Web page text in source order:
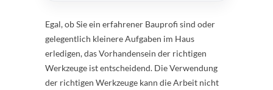
Egal, ob Sie ein erfahrener Bauprofi sind oder
gelegentlich kleinere Aufgaben im Haus
erledigen, das Vorhandensein der richtigen
Werkzeuge ist entscheidend. Die Verwendung
der richtigen Werkzeuge kann die Arbeit nicht